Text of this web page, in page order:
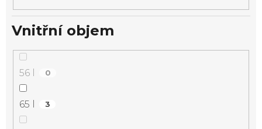
Vnitřní objem
56 l 0
65 l 3